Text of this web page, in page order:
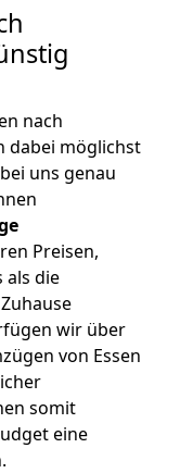
nach
dabei möglichst
uns genau
Preisen,
als die
wir über
von Essen
somit
eine